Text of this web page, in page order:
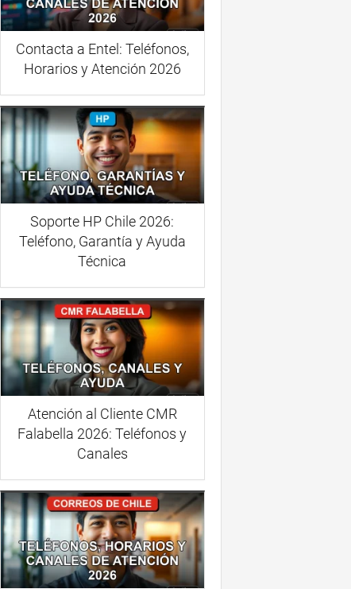
Contacta a Entel: Teléfonos,
Horarios y Atención 2026
Soporte HP Chile 2026:
Teléfono, Garantía y Ayuda
Técnica
Atención al Cliente CMR
Falabella 2026: Teléfonos y
Canales